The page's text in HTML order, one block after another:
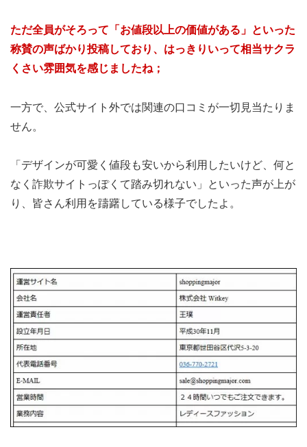
ただ全員がそろって「お値段以上の価値がある」といった
称賛の声ばかり投稿しており、はっきりいって相当サクラ
くさい雰囲気を感じましたね；
一方で、公式サイト外では関連の口コミが一切見当たりま
せん。
「デザインが可愛く値段も安いから利用したいけど、何と
なく詐欺サイトっぽくて踏み切れない」といった声が上が
り、皆さん利用を躊躇している様子でしたよ。